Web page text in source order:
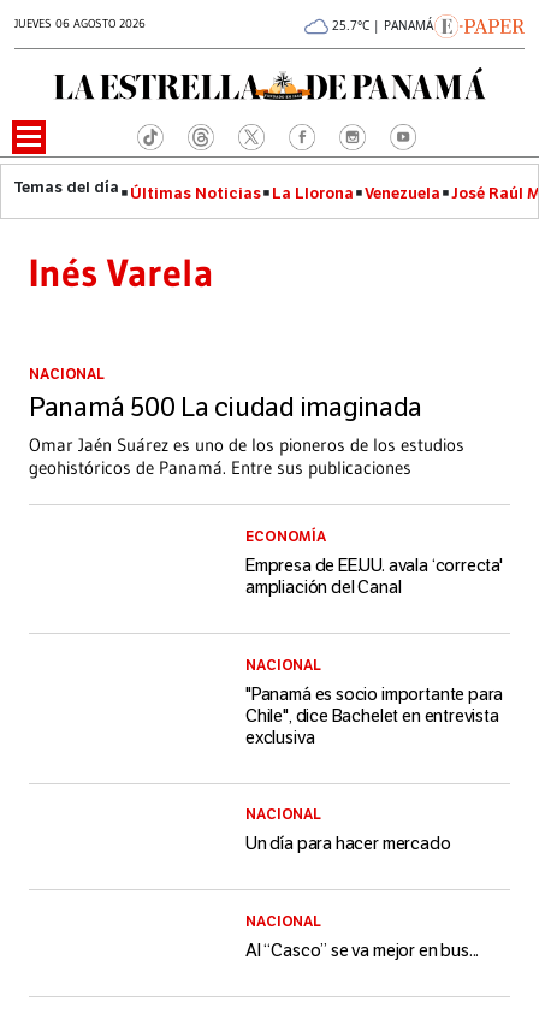
JUEVES 06 AGOSTO 2026 25.7°C | PANAMÁ
Últimas Noticias La Llorona Venezuela José Raúl
Inés Varela
NACIONAL
Panamá 500 La ciudad imaginada
Omar Jaén Suárez es uno de los pioneros de los estudios
geohistóricos de Panamá. Entre sus publicaciones
ECONOMÍA
Empresa de EE.UU. avala ‘correcta'
ampliación del Canal
NACIONAL
"Panamá es socio importante para
Chile", dice Bachelet en entrevista
exclusiva
NACIONAL
Un día para hacer mercado
NACIONAL
Al “Casco” se va mejor en bus...